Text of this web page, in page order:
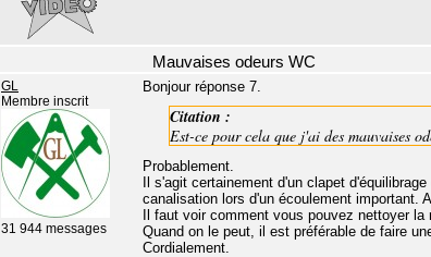
Mauvaises odeurs WC
GL
Membre inscrit
31 944 messages
Bonjour réponse 7.
Citation :
Est-ce pour cela que j'ai des mauvaises
Probablement.
Il s'agit certainement d'un clapet
canalisation lors d'un écoulement important.
Il faut voir comment vous pouvez nettoyer
Quand on le peut, il est préférable de faire
Cordialement.